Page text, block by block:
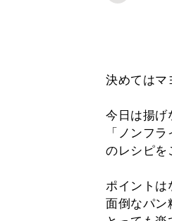
決めては
今日は揚げ
「ノンフラ
のレシピを
ポイントは
面倒なパン